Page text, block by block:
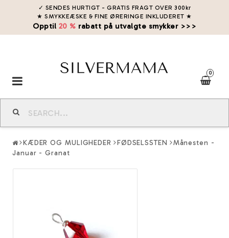
✓ SENDES HURTIGT - GRATIS FRAGT OVER 300kr
★ SMYKKEÆSKE & FINE ØRERINGE INKLUDERET ★
Opptil 20 % rabatt på utvalgte smykker >>>
0
Toggle
navigation
KÆDER OG MULIGHEDER FØDSELSSTEN
Månesten -
Januar - Granat